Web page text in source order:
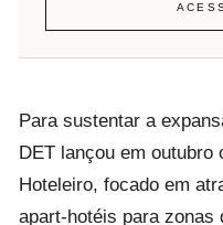
Para sustentar a
DET lançou em
Hoteleiro, focado em
apart‑hotéis para